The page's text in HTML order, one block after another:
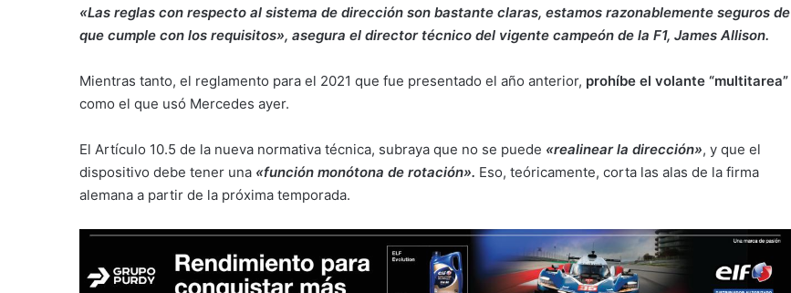
«Las reglas con respecto al sistema de dirección son bastante claras, estamos razonablemente seguros de
que cumple con los requisitos», asegura el director técnico del vigente campeón de la F1, James Allison.
Mientras tanto, el reglamento para el 2021 que fue presentado el año anterior, prohíbe el volante “multitarea”
como el que usó Mercedes ayer.
El Artículo 10.5 de la nueva normativa técnica, subraya que no se puede «realinear la dirección», y que el
dispositivo debe tener una «función monótona de rotación». Eso, teóricamente, corta las alas de la firma
alemana a partir de la próxima temporada.